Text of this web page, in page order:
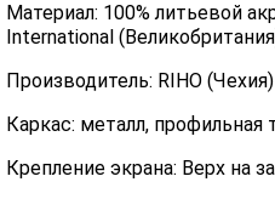
Материал: 100% литьевой
International
Производитель: RIHO (Чехия)
Каркас: металл,
Крепление экрана: Верх на